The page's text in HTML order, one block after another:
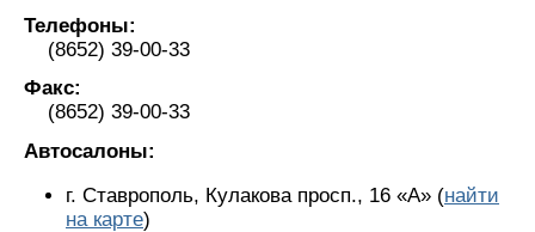
Телефоны:
(8652) 39-00-33
Факс:
(8652) 39-00-33
Автосалоны:
г. Ставрополь, Кулакова просп., 16 «А» (найти
на карте)